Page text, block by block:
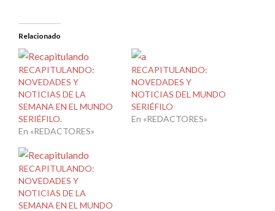
Relacionado
RECAPITULANDO:
NOVEDADES Y
NOTICIAS DE LA
SEMANA EN EL MUNDO
SERIÉFILO.
En «REDACTORES»
RECAPITULANDO:
NOVEDADES Y
NOTICIAS DEL MUNDO
SERIÉFILO
En «REDACTORES»
RECAPITULANDO:
NOVEDADES Y
NOTICIAS DE LA
SEMANA EN EL MUNDO